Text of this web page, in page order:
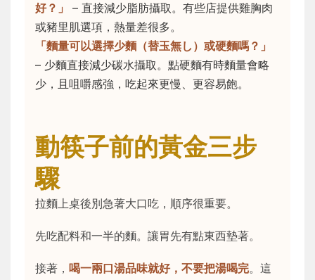
好？」
– 直接減少脂肪攝取。有些店提供雞胸肉
或豬里肌選項，熱量差很多。
「麵量可以選擇少麵（替玉無し）或硬麵嗎？」
– 少麵直接減少碳水攝取。點硬麵有時麵量會略
少，且咀嚼感強，吃起來更慢、更容易飽。
動筷子前的黃金三步
驟
拉麵上桌後別急著大口吃，順序很重要。
先吃配料和一半的麵。讓胃先有點東西墊著。
接著， 喝一兩口湯品味就好，不要把湯喝完。這